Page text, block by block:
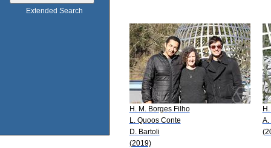
Extended Search
H. M. Borges Filho
L. Quoos Conte
D. Bartoli
(2019)
A.